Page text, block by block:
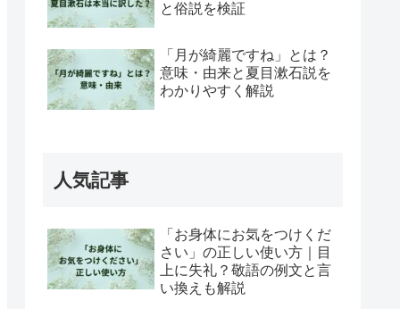
と俗説を検証
「月が綺麗ですね」とは？
意味・由来と夏目漱石説を
わかりやすく解説
人気記事
「お身体にお気をつけくだ
さい」の正しい使い方｜目
上に失礼？敬語の例文と言
い換えも解説